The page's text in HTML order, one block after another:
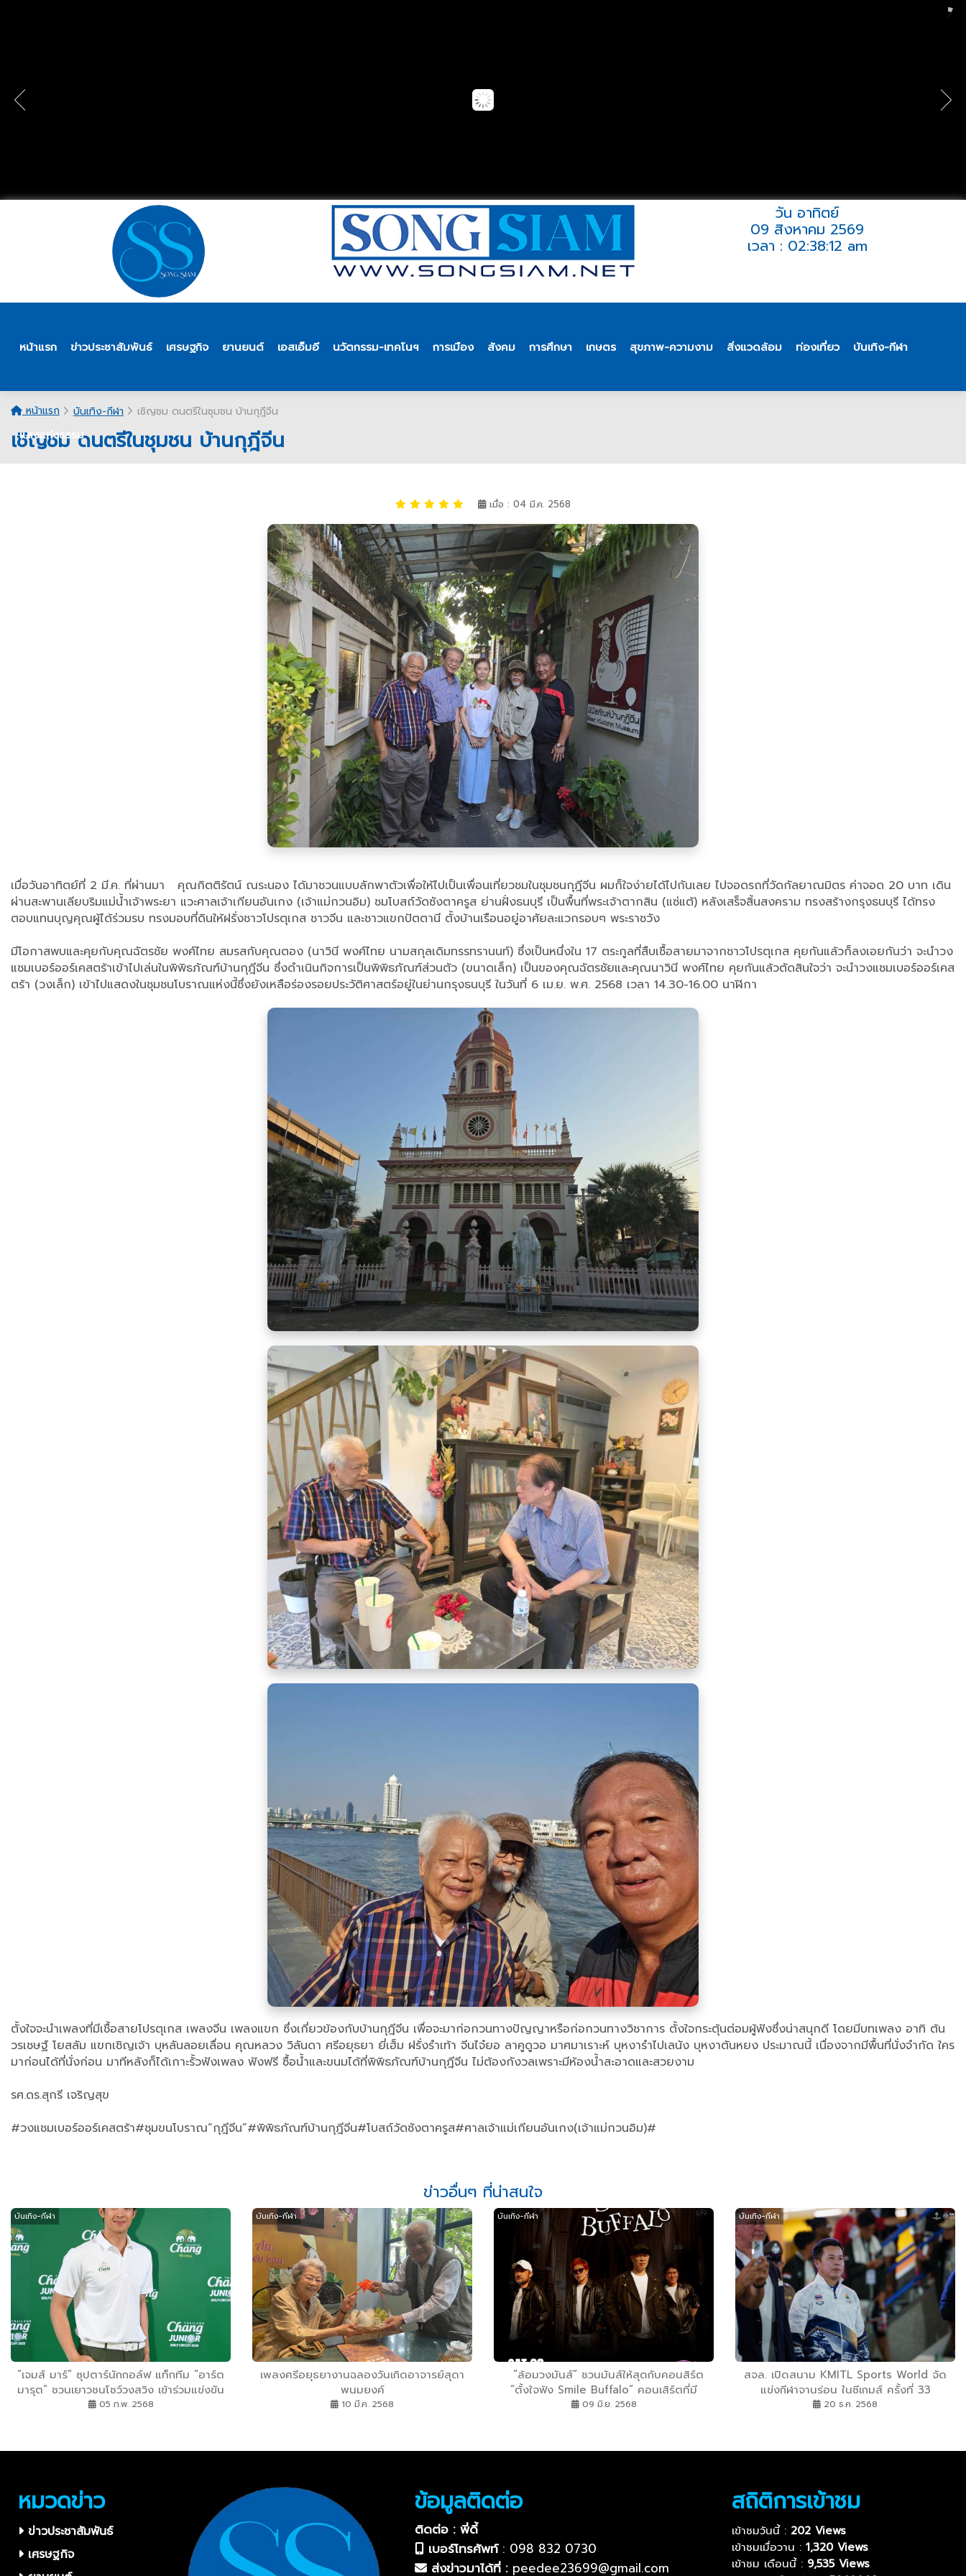
วัน อาทิตย์
09 สิงหาคม 2569
เวลา : 02:38:12 am
หน้าแรก ข่าวประชาสัมพันธ์ เศรษฐกิจ ยานยนต์ เอสเอ็มอี นวัตกรรม-เทคโนฯ การเมือง สังคม การศึกษา เกษตร สุขภาพ-ความงาม สิ่งแวดล้อม ท่องเที่ยว บันเทิง-กีฬา
แสงแห่งธรรม
หน้าแรก บันเทิง-กีฬา เชิญชม ดนตรีในชุมชน บ้านกุฎีจีน ​
เชิญชม ดนตรีในชุมชน บ้านกุฎีจีน ​
เมื่อ : 04 มี.ค. 2568
เมื่อวันอาทิตย์ที่ 2 มี.ค. ที่ผ่านมา คุณกิตติรัตน์ ณระนอง ได้มาชวนแบบลักพาตัวเพื่อให้ไปเป็นเพื่อนเที่ยวชมในชุมชนกุฎีจีน ผมก็ใจง่ายได้ไปกันเลย ไปจอดรถที่วัดกัลยาณมิตร ค่าจอด 20 บาท เดิน
ผ่านสะพานเลียบริมแม่น้ำเจ้าพระยา แวะศาลเจ้าเกียนอันเกง (เจ้าแม่กวนอิม) ชมโบสถ์วัดซังตาครูส ย่านฝั่งธนบุรี เป็นพื้นที่พระเจ้าตากสิน (แซ่แต้) หลังเสร็จสิ้นสงคราม ทรงสร้างกรุงธนบุรี ได้ทรง
ตอบแทนบุญคุณผู้ได้ร่วมรบ ทรงมอบที่ดินให้ฝรั่งชาวโปรตุเกส ชาวจีน และชาวแขกปัตตานี ตั้งบ้านเรือนอยู่อาศัยละแวกรอบๆ พระราชวัง
มีโอกาสพบและคุยกับคุณฉัตรชัย พงศ์ไทย สมรสกับคุณตอง (นาวินี พงศ์ไทย นามสกุลเดิมทรรทรานนท์) ซึ่งเป็นหนึ่งใน 17 ตระกูลที่สืบเชื้อสายมาจากชาวโปรตุเกส คุยกันแล้วก็ลงเอยกันว่า จะนำวง
แชมเบอร์ออร์เคสตร้าเข้าไปเล่นในพิพิธภัณฑ์บ้านกุฎีจีน ซึ่งดำเนินกิจการเป็นพิพิธภัณฑ์ส่วนตัว (ขนาดเล็ก) เป็นของคุณฉัตรชัยและคุณนาวินี พงศ์ไทย คุยกันแล้วตัดสินใจว่า จะนำวงแชมเบอร์ออร์เคส
ตร้า (วงเล็ก) เข้าไปแสดงในชุมชนโบราณแห่งนี้ซึ่งยังเหลือร่องรอยประวัติศาสตร์อยู่ในย่านกรุงธนบุรี ในวันที่ 6 เม.ย. พ.ศ. 2568 เวลา 14.30-16.00 นาฬิกา
ตั้งใจจะนำเพลงที่มีเชื้อสายโปรตุเกส เพลงจีน เพลงแขก ซึ่งเกี่ยวข้องกับบ้านกุฎีจีน เพื่อจะมาก่อกวนทางปัญญาหรือก่อกวนทางวิชาการ ตั้งใจกระตุ้นต่อมผู้ฟังซึ่งน่าสนุกดี โดยมีบทเพลง อาทิ ต้น
วรเชษฐ์ โยสลัม แขกเชิญเจ้า บุหลันลอยเลื่อน คุณหลวง วิลันดา ศรีอยุธยา ยี่เฮ็ม ฝรั่งรำเท้า จีนไจ๋ยอ ลาคูดูวอ มาศมาเราะห์ บุหงารำไปเลนัง บุหงาตันหยง ประมาณนี้ เนื่องจากมีพื้นที่นั่งจำกัด ใคร
มาก่อนได้ที่นั่งก่อน มาทีหลังก็ได้เกาะรั้วฟังเพลง ฟังฟรี ซื้อน้ำและขนมได้ที่พิพิธภัณฑ์บ้านกุฎีจีน ไม่ต้องกังวลเพราะมีห้องน้ำสะอาดและสวยงาม
รศ.ดร.สุกรี เจริญสุข
#วงแชมเบอร์ออร์เคสตร้า#ชุมขนโบราณ“กุฎีจีน”#พิพิธภัณฑ์บ้านกุฎีจีน#โบสถ์วัดซังตาครูส#ศาลเจ้าแม่เกียนอันเกง(เจ้าแม่กวนอิม)#
ข่าวอื่นๆ ที่น่าสนใจ
บันเทิง-กีฬา
“เจมส์ มาร์” ซุปตาร์นักกอล์ฟ แท็กทีม “อาร์ต
มารุต” ชวนเยาวชนโชว์วงสวิง เข้าร่วมแข่งขัน
กอล์ฟรายการ “Chang Thailand Junior Golf
05 ก.พ. 2568
บันเทิง-กีฬา
เพลงศรีอยุธยางานฉลองวันเกิดอาจารย์สุดา
พนมยงค์
10 มี.ค. 2568
บันเทิง-กีฬา
“ล้อมวงมันส์” ชวนมันส์ให้สุดกับคอนสิร์ต
“ตั้งใจฟัง Smile Buffalo” คอนเสิร์ตที่มี
มากกว่าความมันส์
09 มิ.ย. 2568
บันเทิง-กีฬา
สจล. เปิดสนาม KMITL Sports World จัด
แข่งกีฬาจานร่อน ในซีเกมส์ ครั้งที่ 33
20 ธ.ค. 2568
หมวดข่าว
ข่าวประชาสัมพันธ์
เศรษฐกิจ
ข้อมูลติดต่อ
ติดต่อ : พี่ดี้
เบอร์โทรศัพท์: 098 832 0730
ส่งข่าวมาได้ที่ : peedee23699@gmail.com
สถิติการเข้าชม
เข้าชมวันนี้ : 202 Views
เข้าชมเมื่อวาน : 1,320 Views
เข้าชม เดือนนี้ : 9,535 Views